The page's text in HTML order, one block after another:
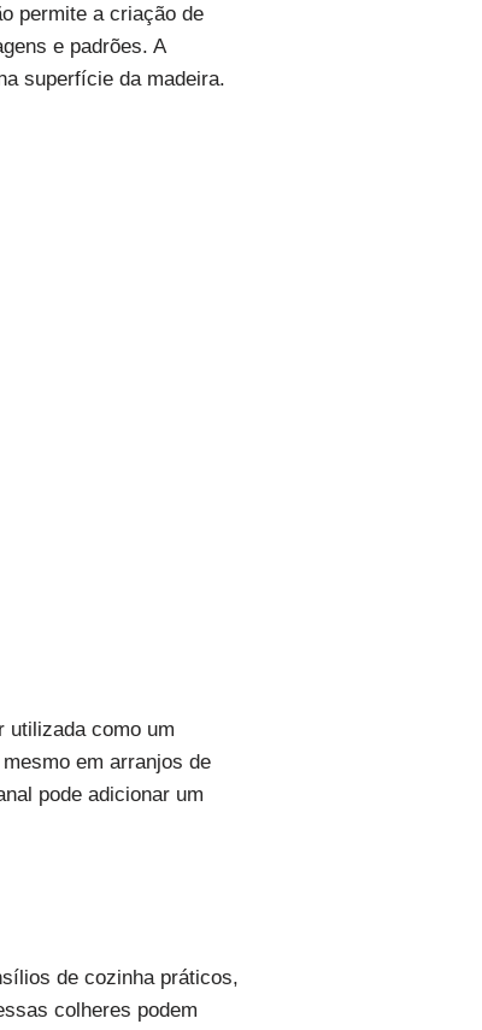
permite a criação de
e padrões. A
superfície da madeira.
utilizada como um
em arranjos de
pode adicionar um
de cozinha práticos,
colheres podem